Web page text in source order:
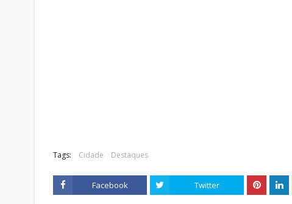
Tags: Cidade Destaques
Facebook Twitter